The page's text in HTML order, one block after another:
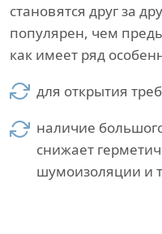
становятся друг за
популярен, чем
как имеет ряд
для открытия
наличие
снижает
шумоизоляции и